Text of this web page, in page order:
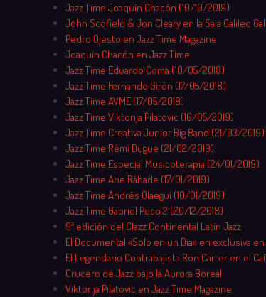
Jazz Time Joaquín Chacón (10/10/2019)
John Scofield & Jon Cleary en la Sala Galileo
Pedro Ojesto en Jazz Time Magazine
Joaquín Chacón en Jazz Time
Jazz Time Eduardo Coma (10/05/2018)
Jazz Time Fernando Girón (17/05/2018)
Jazz Time AVME (17/05/2018)
Jazz Time Viktorija Pilatovic (16/05/2019)
Jazz Time Creativa Junior Big Band (21/03/2019)
Jazz Time Rémi Dugue (21/02/2019)
Jazz Time Especial Musicoterapia (24/01/2019)
Jazz Time Abe Rábade (17/01/2019)
Jazz Time Andrés Olaegui (10/01/2019)
Jazz Time Gabriel Peso 2 (20/12/2018)
9ª edición del Clazz Continental Latin Jazz
El Documental «Solo en un Día» en exclusiva en
El Legendario Contrabajista Ron Carter en el
Crucero de Jazz bajo la Aurora Boreal
Viktorija Pilatovic en Jazz Time Magazine